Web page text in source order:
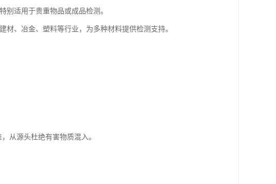
别适用于贵重物品或成品检测。
、冶金、塑料等行业，为多种材料提供检测支持。
从源头杜绝有害物质混入。